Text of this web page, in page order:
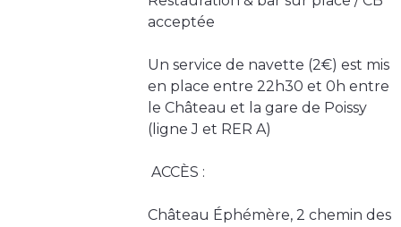
acceptée
Un service de navette (2€) est mis
en place entre 22h30 et 0h entre
le Château et la gare de Poissy
(ligne J et RER A)
️ ACCÈS :
Château Éphémère, 2 chemin des